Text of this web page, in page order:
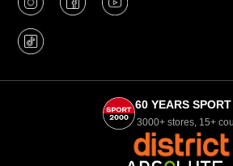
60 YEARS
3000+ stores, 15+